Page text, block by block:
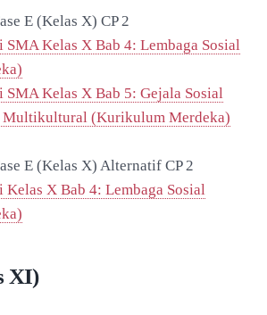
E (Kelas X) CP 2
Kelas X Bab 4: Lembaga Sosial
Kelas X Bab 5: Gejala Sosial
Multikultural (Kurikulum Merdeka)
E (Kelas X) Alternatif CP 2
X Bab 4: Lembaga Sosial
XI)